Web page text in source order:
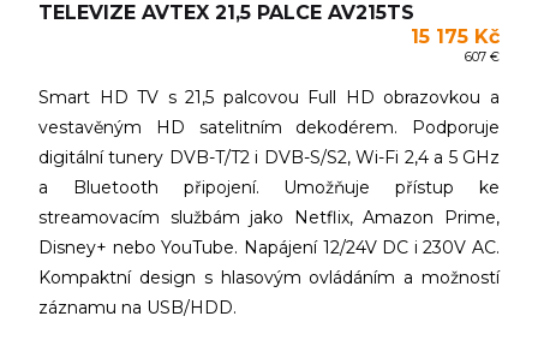
TELEVIZE AVTEX 21,5 PALCE AV215TS
15 175 Kč
607 €
Smart HD TV s 21,5 palcovou Full HD obrazovkou a
vestavěným HD satelitním dekodérem. Podporuje
digitální tunery DVB-T/T2 i DVB-S/S2, Wi-Fi 2,4 a 5 GHz
a Bluetooth připojení. Umožňuje přístup ke
streamovacím službám jako Netflix, Amazon Prime,
Disney+ nebo YouTube. Napájení 12/24V DC i 230V AC.
Kompaktní design s hlasovým ovládáním a možností
záznamu na USB/HDD.